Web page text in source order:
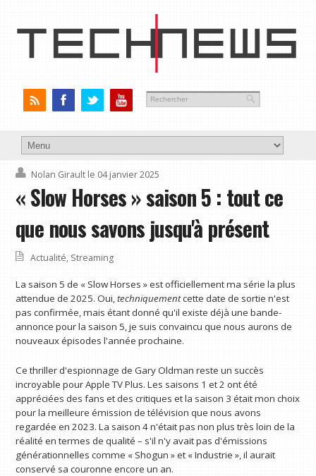
Nolan Girault le 04 janvier 2025
« Slow Horses » saison 5 : tout ce
que nous savons jusqu'à présent
Actualité, Streaming
La saison 5 de « Slow Horses » est officiellement ma série la plus
attendue de 2025. Oui,techniquementcette date de sortie n'est
pas confirmée, mais étant donné qu'il existe déjà une bande-
annonce pour la saison 5, je suis convaincu que nous aurons de
nouveaux épisodes l'année prochaine.
Ce thriller d'espionnage de Gary Oldman reste un succès
incroyable pour Apple TV Plus. Les saisons 1 et 2 ont été
appréciées des fans et des critiques et la saison 3 était mon choix
pour la meilleure émission de télévision que nous avons
regardée en 2023. La saison 4 n'était pas non plus très loin de la
réalité en termes de qualité – s'il n'y avait pas d'émissions
générationnelles comme « Shogun » et « Industrie », il aurait
conservé sa couronne encore un an.